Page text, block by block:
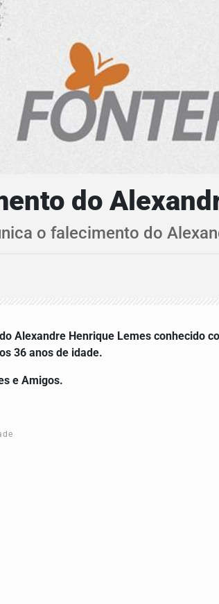
do
o falecimento do
Alexandre Henrique Lemes conhecido
36 anos de idade.
e Amigos.